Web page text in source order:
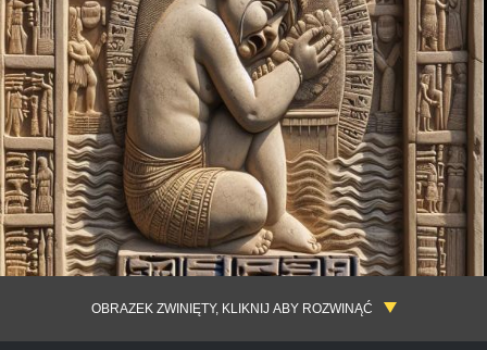
OBRAZEK ZWINIĘTY, KLIKNIJ ABY ROZWINĄĆ